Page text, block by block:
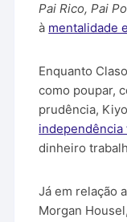
Pai Rico, Pai
à mentalidade
Enquanto
como poupar,
prudência,
independência
dinheiro
Já em relação
Morgan